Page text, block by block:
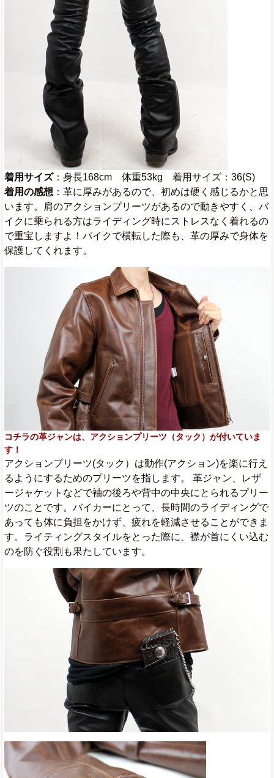
着用サイズ：身長168cm 体重53kg 着用サイズ：36(S)
着用の感想 ：革に厚みがあるので、初めは硬く感じるかと思
います。肩のアクションプリーツがあるので動きやすく、バ
イクに乗られる方はライディング時にストレスなく着れるの
で重宝しますよ！バイクで横転した際も、革の厚みで身体を
保護してくれます。
コチラの革ジャンは、アクションプリーツ（タック）が付いていま
す！
アクションプリーツ(タック）は動作(アクション)を楽に行え
るようにするためのプリーツを指します。 革ジャン、レザ
ージャケットなどで袖の後ろや背中の中央にとられるプリー
ツのことです。バイカーにとって、長時間のライディングで
あっても体に負担をかけず、疲れを軽減させることができま
す。ライティングスタイルをとった際に、襟が首にくい込む
のを防ぐ役割も果たしています。